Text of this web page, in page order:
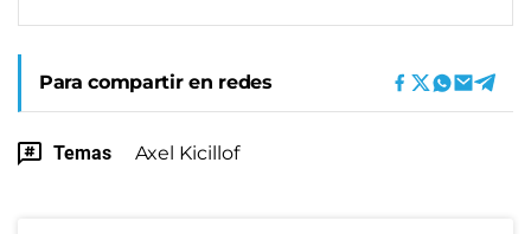
Para compartir en redes
Temas Axel Kicillof